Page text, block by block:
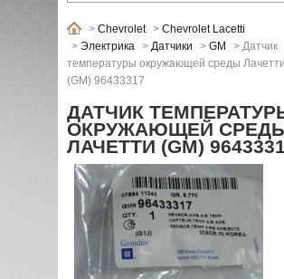
> Chevrolet > Chevrolet Lacetti
> Электрика > Датчики > GM > Датчик
температуры окружающей среды Лачетти
(GM) 96433317
ДАТЧИК
ОКРУЖАЮЩЕЙ
ЛАЧЕТТИ (GM)